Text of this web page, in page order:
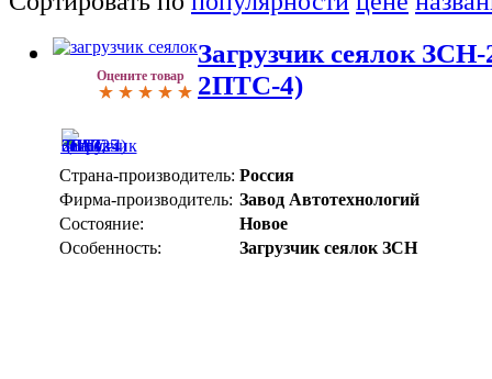
Оцените товар
Загрузчик сеялок
2ПТС-4)
Страна-производитель: Россия
Фирма-производитель: Завод Автотехнологий
Состояние:
Новое
Особенность:
Загрузчик сеялок ЗСН